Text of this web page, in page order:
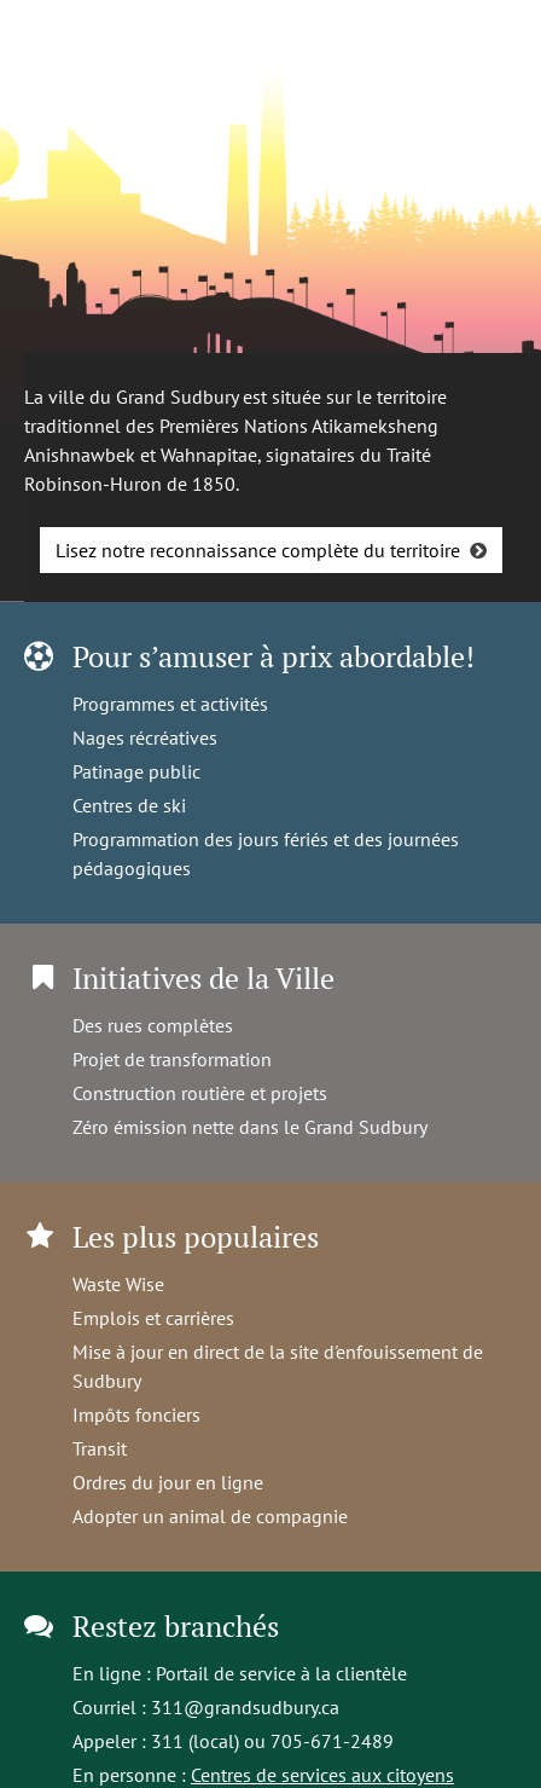
La ville du Grand Sudbury est située sur le territoire
traditionnel des Premières Nations Atikameksheng
Anishnawbek et Wahnapitae, signataires du Traité
Robinson-Huron de 1850.
Lisez notre reconnaissance complète du territoire
Pour s’amuser à prix abordable!
Programmes et activités
Nages récréatives
Patinage public
Centres de ski
Programmation des jours fériés et des journées
pédagogiques
Initiatives de la Ville
Des rues complètes
Projet de transformation
Construction routière et projets
Zéro émission nette dans le Grand Sudbury
Les plus populaires
Waste Wise
Emplois et carrières
Mise à jour en direct de la site d'enfouissement de
Sudbury
Impôts fonciers
Transit
Ordres du jour en ligne
Adopter un animal de compagnie
Restez branchés
En ligne : Portail de service à la clientèle
Courriel : 311@grandsudbury.ca
Appeler : 311 (local) ou 705-671-2489
En personne : Centres de services aux citoyens